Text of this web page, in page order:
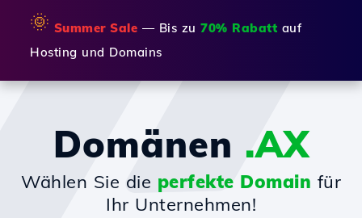
🌞 Summer Sale — Bis zu 70% Rabatt auf
Hosting und Domains
Domänen .AX
Wählen Sie die perfekte Domain für
Ihr Unternehmen!